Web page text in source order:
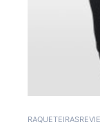
RAQUETEIRAS